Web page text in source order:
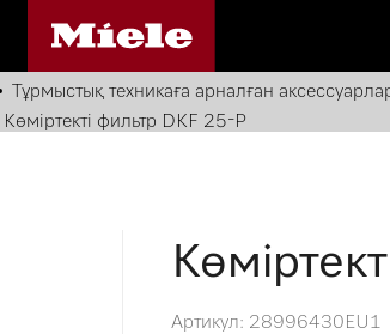
Тұрмыстық техникаға арналған
Көміртекті фильтр DKF 25-P
Артикул: 28996430EU1